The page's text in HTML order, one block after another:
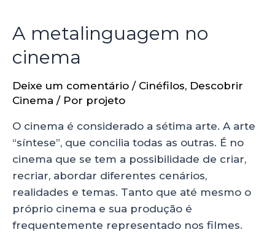
A metalinguagem no
cinema
Deixe um comentário / Cinéfilos, Descobrir
Cinema / Por projeto
O cinema é considerado a sétima arte. A arte
“síntese”, que concilia todas as outras. É no
cinema que se tem a possibilidade de criar,
recriar, abordar diferentes cenários,
realidades e temas. Tanto que até mesmo o
próprio cinema e sua produção é
frequentemente representado nos filmes.